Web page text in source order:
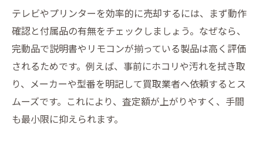
テレビやプリンターを効率的に売却するには、まず動作
確認と付属品の有無をチェックしましょう。なぜなら、
完動品で説明書やリモコンが揃っている製品は高く評価
されるためです。例えば、事前にホコリや汚れを拭き取
り、メーカーや型番を明記して買取業者へ依頼するとス
ムーズです。これにより、査定額が上がりやすく、手間
も最小限に抑えられます。